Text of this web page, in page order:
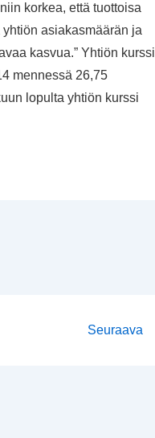
korkea, että tuottoisa
asiakasmäärän ja
kasvua.” Yhtiön kurssi
mennessä 26,75
lopulta yhtiön kurssi
Seuraava